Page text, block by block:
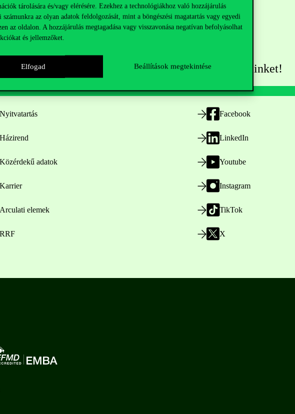
tárolására és/vagy elérésére. Ezekhez a technológiákhoz való hozzájárulás
számunkra az olyan adatok feldolgozását, mint a böngészési magatartás vagy egyedi
az oldalon. A hozzájárulás megtagadása vagy visszavonása negatívan befolyásolhat
és jellemzőket.
Elfogad Beállítások megtekintése
Hasznos linkek
Nyitvatartás
adatok
Arculati elemek
RRF
Kövess minket!
Facebook
LinkedIn
Youtube
Instagram
TikTok
X